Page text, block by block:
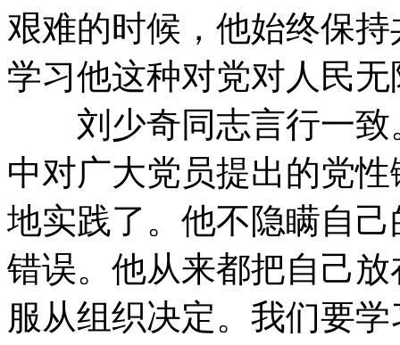
艰难的时候，他始终保
学习他这种对党对人民
刘少奇同志言行一致
中对广大党员提出的党
地实践了。他不隐瞒自
错误。他从来都把自己
服从组织决定。我们要